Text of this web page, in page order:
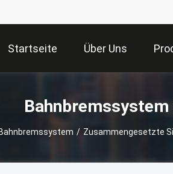
Startseite Über Uns
/ Zusammengesetzte